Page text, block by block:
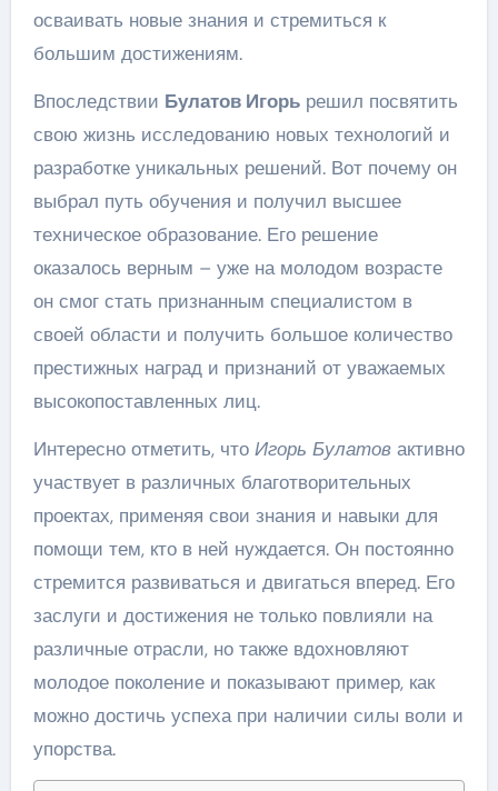
осваивать новые знания и стремиться к
большим достижениям.
Впоследствии Булатов Игорьрешил посвятить
свою жизнь исследованию новых технологий и
разработке уникальных решений. Вот почему он
выбрал путь обучения и получил высшее
техническое образование. Его решение
оказалось верным – уже на молодом возрасте
он смог стать признанным специалистом в
своей области и получить большое количество
престижных наград и признаний от уважаемых
высокопоставленных лиц.
Интересно отметить, что Игорь Булатовактивно
участвует в различных благотворительных
проектах, применяя свои знания и навыки для
помощи тем, кто в ней нуждается. Он постоянно
стремится развиваться и двигаться вперед. Его
заслуги и достижения не только повлияли на
различные отрасли, но также вдохновляют
молодое поколение и показывают пример, как
можно достичь успеха при наличии силы воли и
упорства.